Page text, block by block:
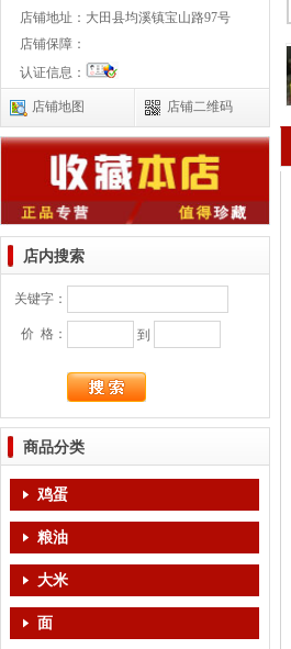
店铺地址： 大田县均溪镇宝山路97号
店铺保障：
认证信息：
店铺地图 店铺二维码
店内搜索
关键字：
价 格： 到
商品分类
鸡蛋
粮油
大米
面